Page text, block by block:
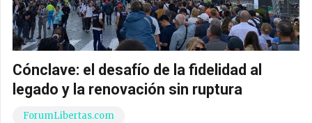
Cónclave: el desafío de la fidelidad al
legado y la renovación sin ruptura
ForumLibertas.com